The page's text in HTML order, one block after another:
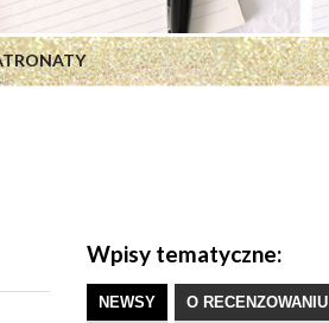
Wpisy tematyczne:
NEWSY O RECENZOWANIU